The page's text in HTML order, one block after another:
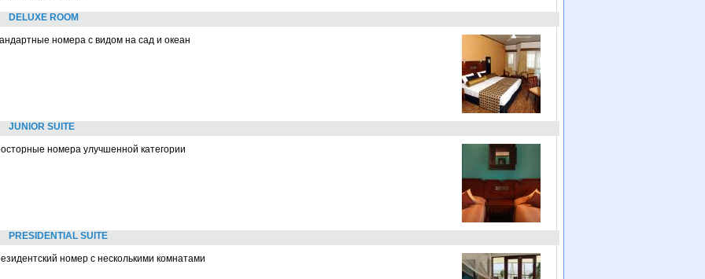
DELUXE ROOM
номера с видом на сад и океан
JUNIOR SUITE
номера улучшенной категории
PRESIDENTIAL SUITE
номер с несколькими комнатами